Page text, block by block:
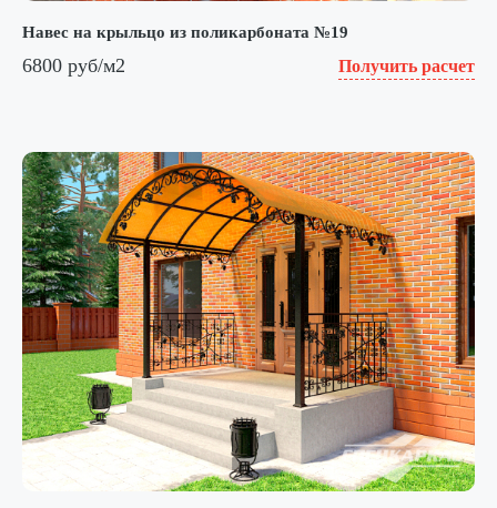
Навес на крыльцо из поликарбоната №19
6800 руб/м2 Получить расчет